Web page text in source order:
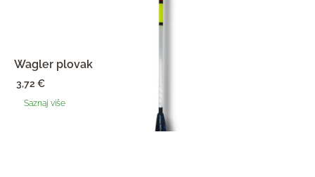
Wagler plovak
3,72€
Saznaj više